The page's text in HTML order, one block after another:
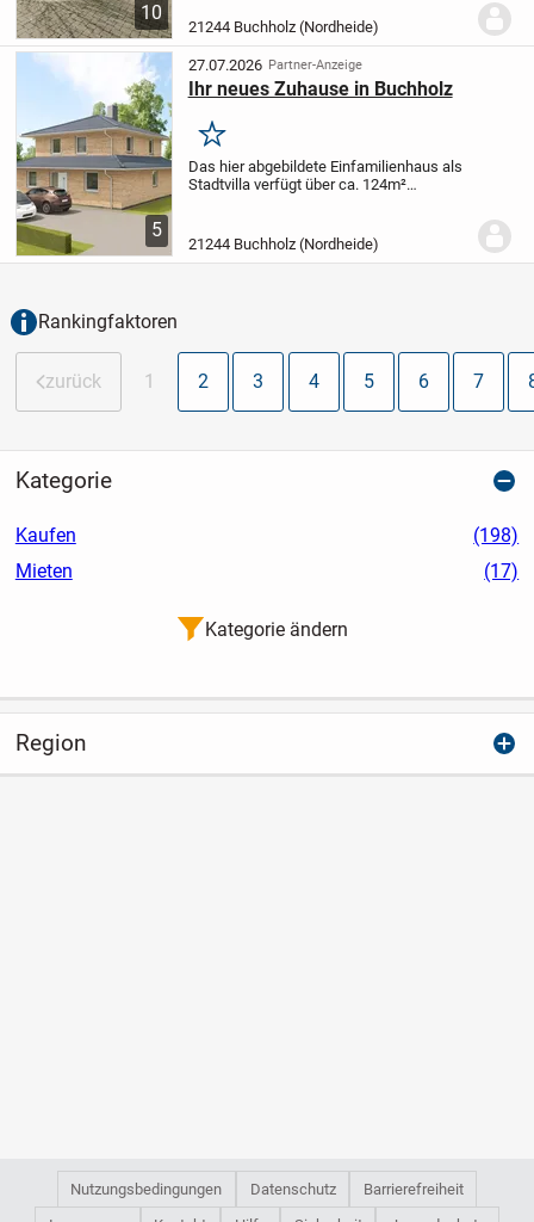
10
Grundstück viel Platz für Familien,
komfortables Wohnen und modernes
Arbeiten von zu...
21244 Buchholz (Nordheide)
5
27.07.2026 Partner-Anzeige
Ihr neues Zuhause in Buchholz
Merken
Das hier abgebildete Einfamilienhaus als
Stadtvilla verfügt über ca. 124m²
Wünschen geplant und gebaut. Hier
21244 Buchholz (Nordheide)
Rankingfaktoren
zurück 1 2 3 4 5 6 7
Kategorie
Kaufen
(198)
Mieten
(17)
Kategorie ändern
Region
Nutzungsbedingungen Datenschutz
Barrierefreiheit